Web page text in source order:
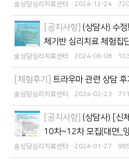
숨상담심리치료센터 2024-12-24 720
[공지사항] (상담사) 수
체기반 심리치료 체험
숨상담심리치료센터 2024-06-08
[체험후기] 트라우마 관련 상담 후
숨상담심리치료센터 2024-02-23 711
[공지사항] (상담사) [신
10차~12차 모집(대면_
숨상담심리치료센터 2024-01-27 985